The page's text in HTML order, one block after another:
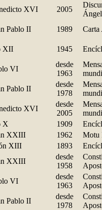
XVI 2005
Pablo II 1989
Carta
XII 1945
VI
desde
1963
Pablo II
desde
1978
XVI
desde
2005
X 1909
XXIII 1962
Motu
XIII 1893
XXIII
desde
1958
VI
desde
1963
Pablo II
desde
1978